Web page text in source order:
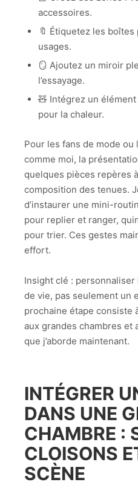
accessoires.
🔖 Étiquetez les
usages.
🪞 Ajoutez un miroir
l’essayage.
🧸 Intégrez un
pour la chaleur.
Pour les fans de mode ou
comme moi, la
quelques pièces repères
composition des tenues.
d’instaurer une mini-
pour replier et ranger,
pour trier. Ces gestes
effort.
Insight clé :
de vie, pas seulement un
prochaine étape consiste
aux grandes chambres et
que j’aborde maintenant.
INTÉGRER
DANS UNE
CHAMBRE :
CLOISONS
SCÈNE